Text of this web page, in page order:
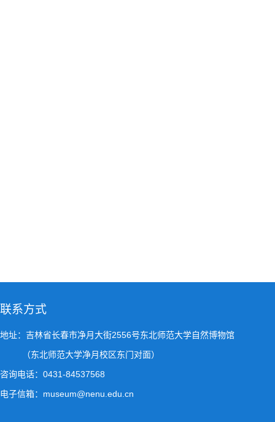
联系方式
地址：吉林省长春市净月大街2556号东北师范大学自然博物馆
（东北师范大学净月校区东门对面）
咨询电话：0431-84537568
电子信箱：museum@nenu.edu.cn